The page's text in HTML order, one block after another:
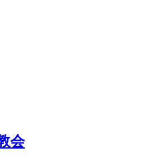
会